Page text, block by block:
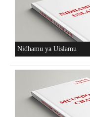
Nidhamu ya Uislamu